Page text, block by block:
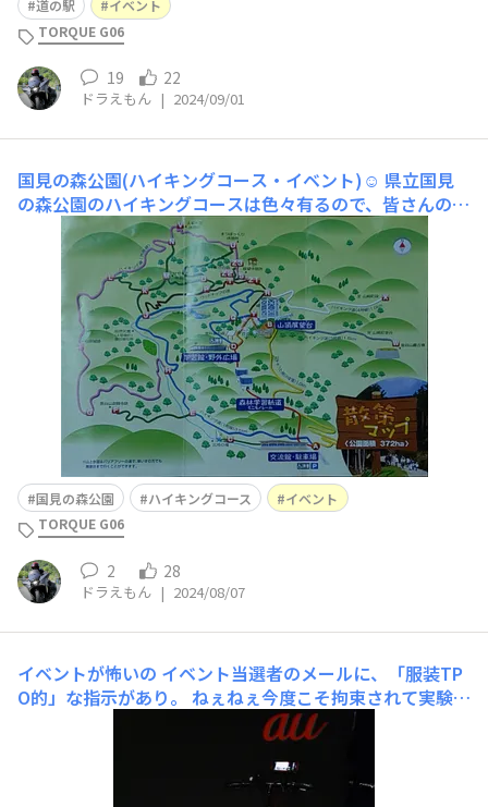
道の駅
イベント
TORQUE G06
19 22
ドラえもん | 2024/09/01
国見の森公園(ハイキングコース・イベント)☺️ 県立国見
の森公園のハイキングコースは色々有るので、皆さんのレ
ベルに合わせたコースで楽しんでみてください。☺️☺️☺️
(今回は野外広場から展望台までのルートでした。☺️) 他
にも体験コースが色々と有るようです。👇
国見の森公園 ハイキングコース
イベント
TORQUE G06
2 28
ドラえもん | 2024/08/07
イベントが怖いの イベント当選者のメールに、「服装TP
O的」な指示があり。 ねぇねぇ今度こそ拘束されて実験さ
れちゃうの？それともTORQUE握りしめ某国へ連れて行か
れるぅ・・と色々と妄想しつつ。 前回はガラス張り会議
室。今回は地下スペースで天井と壁が真っ黒・・au＆京
セラさん無意識だと思うけど、毎